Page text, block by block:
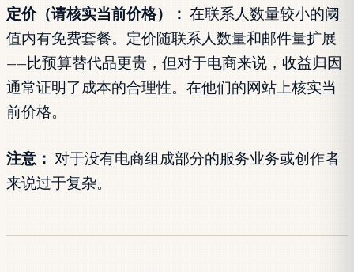
定价（请核实当前价格）： 在联系人数量较小的阈
值内有免费套餐。定价随联系人数量和邮件量扩展
——比预算替代品更贵，但对于电商来说，收益归因
通常证明了成本的合理性。在他们的网站上核实当
前价格。
注意： 对于没有电商组成部分的服务业务或创作者
来说过于复杂。